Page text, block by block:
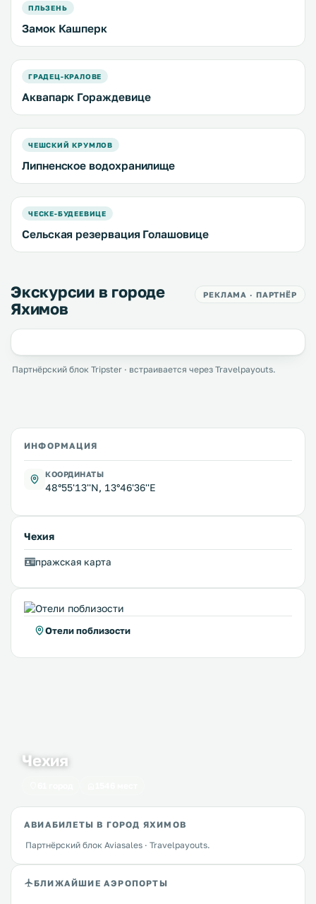
ПЛЬЗЕНЬ
Замок Кашперк
ГРАДЕЦ-КРАЛОВЕ
Аквапарк Гораждевице
ЧЕШСКИЙ КРУМЛОВ
Липненское водохранилище
ЧЕСКЕ-БУДЕЕВИЦЕ
Сельская резервация Голашовице
Экскурсии в городе
Яхимов
РЕКЛАМА · ПАРТНЁР
Партнёрский блок Tripster · встраивается через Travelpayouts.
ИНФОРМАЦИЯ
КООРДИНАТЫ
48°55'13''N, 13°46'36''E
Чехия
пражская карта
Отели поблизости
Чехия
АВИАБИЛЕТЫ В ГОРОД ЯХИМОВ
Партнёрский блок Aviasales · Travelpayouts.
БЛИЖАЙШИЕ АЭРОПОРТЫ